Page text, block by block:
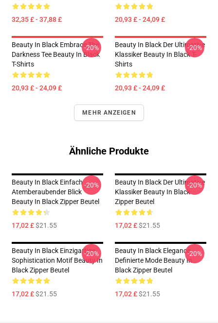
32,35 £ - 37,88 £ 20,93 £ - 24,09 £
Beauty In Black Embrace The
Darkness Tee Beauty In Black
T-Shirts
20,93 £ - 24,09 £
-20%
Beauty In Black Der Ultimative
Klassiker Beauty In Black T-
Shirts
20,93 £ - 24,09 £
-20%
MEHR ANZEIGEN
Ähnliche Produkte
Beauty In Black Einfach
Atemberaubender Blick
Beauty In Black Zipper Beutel
17,02 £$21.55
-20%
Beauty In Black Der Ultimative
Klassiker Beauty In Black
Zipper Beutel
17,02 £$21.55
-20%
Beauty In Black Einzigartige
Sophistication Motif Beauty In
Black Zipper Beutel
17,02 £$21.55
-20%
Beauty In Black Elegance
Definierte Mode Beauty In
Black Zipper Beutel
17,02 £$21.55
-20%